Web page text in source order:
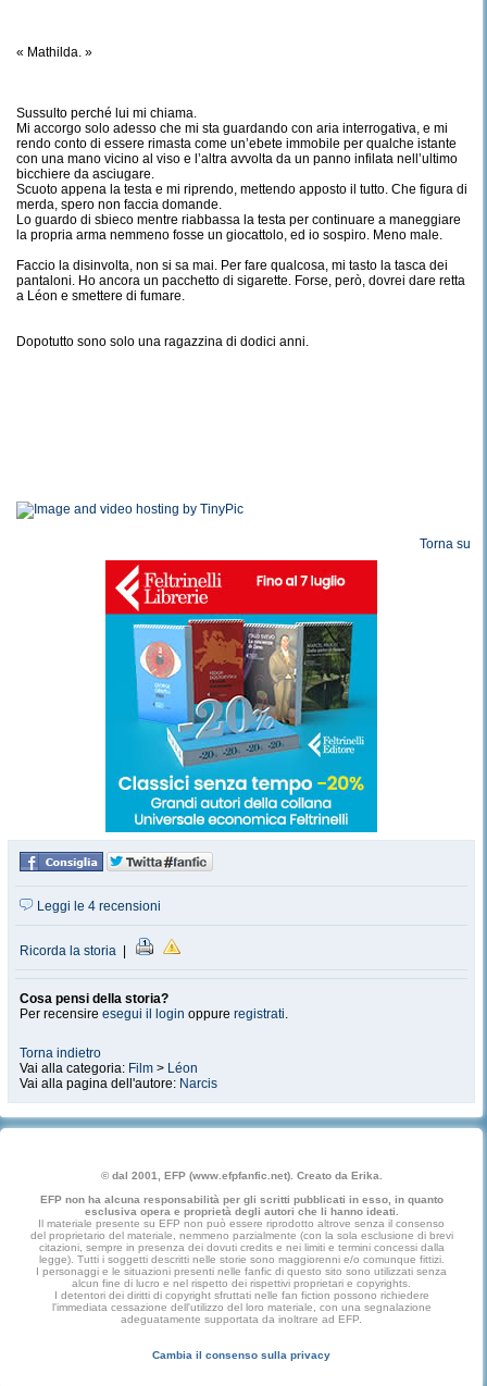
« Mathilda. »
Sussulto perché lui mi chiama.
Mi accorgo solo adesso che mi sta guardando con aria interrogativa, e mi
rendo conto di essere rimasta come un’ebete immobile per qualche istante
con una mano vicino al viso e l’altra avvolta da un panno infilata nell’ultimo
bicchiere da asciugare.
Scuoto appena la testa e mi riprendo, mettendo apposto il tutto. Che figura di
merda, spero non faccia domande.
Lo guardo di sbieco mentre riabbassa la testa per continuare a maneggiare
la propria arma nemmeno fosse un giocattolo, ed io sospiro. Meno male.
Faccio la disinvolta, non si sa mai. Per fare qualcosa, mi tasto la tasca dei
pantaloni. Ho ancora un pacchetto di sigarette. Forse, però, dovrei dare retta
a Léon e smettere di fumare.
Dopotutto sono solo una ragazzina di dodici anni.
Torna su
Leggi le 4 recensioni
Ricorda la storia
Cosa pensi della storia?
Per recensire esegui il login oppure registrati.
Torna indietro
Vai alla categoria: Film > Léon
Vai alla pagina dell'autore: Narcis
© dal 2001, EFP (www.efpfanfic.net). Creato da Erika.
EFP non ha alcuna responsabilità per gli scritti pubblicati in esso, in quanto
esclusiva opera e proprietà degli autori che li hanno ideati.
Il materiale presente su EFP non può essere riprodotto altrove senza il consenso
del proprietario del materiale, nemmeno parzialmente (con la sola esclusione di brevi
citazioni, sempre in presenza dei dovuti credits e nei limiti e termini concessi dalla
legge). Tutti i soggetti descritti nelle storie sono maggiorenni e/o comunque fittizi.
I personaggi e le situazioni presenti nelle fanfic di questo sito sono utilizzati senza
alcun fine di lucro e nel rispetto dei rispettivi proprietari e copyrights.
I detentori dei diritti di copyright sfruttati nelle fan fiction possono richiedere
l'immediata cessazione dell'utilizzo del loro materiale, con una segnalazione
adeguatamente supportata da inoltrare ad EFP.
Cambia il consenso sulla privacy